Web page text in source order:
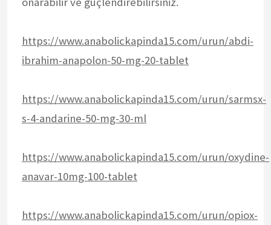
https://www.anabolickapinda15.com/urun/abdi-
ibrahim-anapolon-50-mg-20-tablet
https://www.anabolickapinda15.com/urun/sarmsx-
s-4-andarine-50-mg-30-ml
https://www.anabolickapinda15.com/urun/oxydine-
anavar-10mg-100-tablet
https://www.anabolickapinda15.com/urun/opiox-